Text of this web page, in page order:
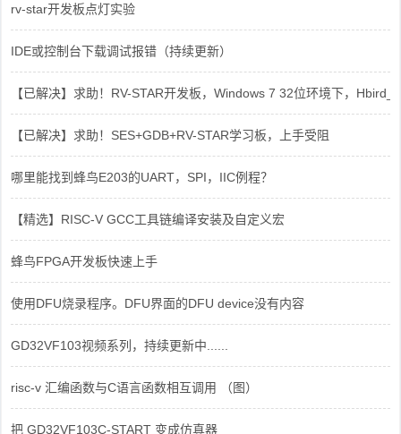
rv-star开发板点灯实验
IDE或控制台下载调试报错（持续更新）
【已解决】求助！RV-STAR开发板，Windows 7 32位环境下，
【已解决】求助！SES+GDB+RV-STAR学习板，上手受阻
哪里能找到蜂鸟E203的UART，SPI，IIC例程？
【精选】RISC-V GCC工具链编译安装及自定义宏
蜂鸟FPGA开发板快速上手
使用DFU烧录程序。DFU界面的DFU device没有内容
GD32VF103视频系列，持续更新中......
risc-v 汇编函数与C语言函数相互调用 （图）
把 GD32VF103C-START 变成仿真器